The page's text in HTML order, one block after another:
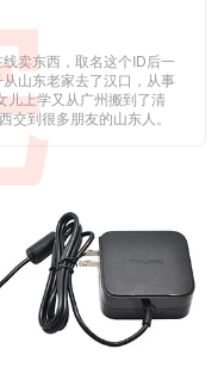
卖东西，取名这个ID后一
山东老家去了汉口，从事
儿上学又从广州搬到了清
到很多朋友的山东人。